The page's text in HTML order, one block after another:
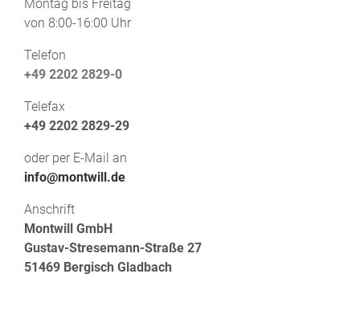
Montag bis Freitag
von 8:00-16:00 Uhr
Telefon
+49 2202 2829-0
Telefax
+49 2202 2829-29
oder per E-Mail an
info@montwill.de
Anschrift
Montwill GmbH
Gustav-Stresemann-Straße 27
51469 Bergisch Gladbach